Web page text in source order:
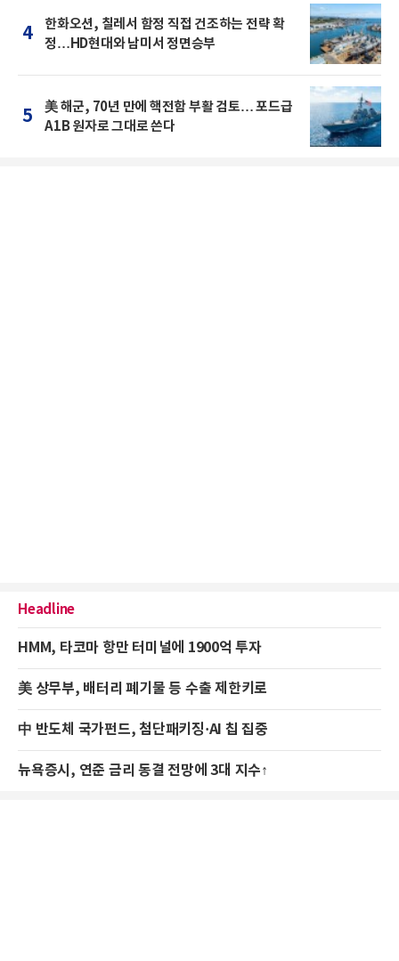
4
한화오션, 칠레서 함정 직접 건조하는 전략 확
정…HD현대와 남미서 정면승부
5
美 해군, 70년 만에 핵전함 부활 검토… 포드급
A1B 원자로 그대로 쓴다
Headline
HMM, 타코마 항만 터미널에 1900억 투자
美 상무부, 배터리 폐기물 등 수출 제한키로
中 반도체 국가펀드, 첨단패키징·AI 칩 집중
뉴욕증시, 연준 금리 동결 전망에 3대 지수↑